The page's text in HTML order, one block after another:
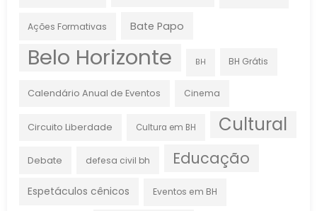
Ações Formativas Bate Papo
Belo Horizonte BH BH Grátis
Calendário Anual de Eventos Cinema
Circuito Liberdade Cultura em BH Cultural
Debate defesa civil bh Educação
Espetáculos cênicos Eventos em BH